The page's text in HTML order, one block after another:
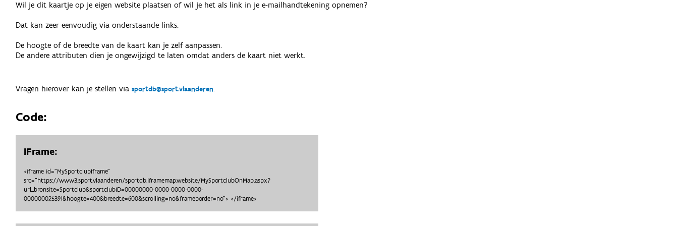
Wil je dit kaartje op je eigen website plaatsen of wil je het als link in je e-mailhandtekening opnemen?
Dat kan zeer eenvoudig via onderstaande links.
De hoogte of de breedte van de kaart kan je zelf aanpassen.
De andere attributen dien je ongewijzigd te laten omdat anders de kaart niet werkt.
Vragen hierover kan je stellen viasportdb@sport.vlaanderen.
Code:
IFrame:
<iframe id="MySportclubIframe"
src="https://www3.sport.vlaanderen/sportdb.iframemap.website/MySportclubOnMap.aspx?
url_bronsite=Sportclub&sportclubID=00000000-0000-0000-0000-
000000025391&hoogte=400&breedte=600&scrolling=no&frameborder=no"> </iframe>